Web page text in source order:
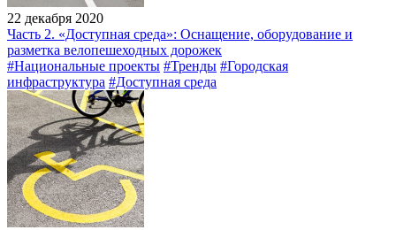
22 декабря 2020
Часть 2. «Доступная среда»: Оснащение, оборудование и
разметка велопешеходных дорожек
#Национальные проекты #Тренды #Городская
инфраструктура #Доступная среда